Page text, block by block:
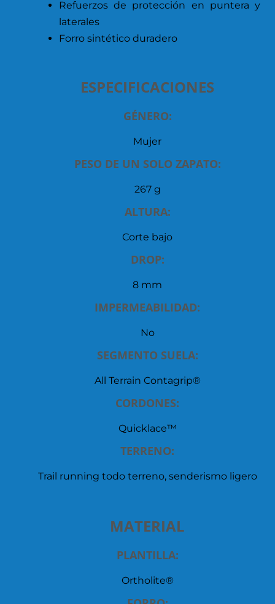
Refuerzos de protección en puntera y
laterales
Forro sintético duradero
ESPECIFICACIONES
GÉNERO:
Mujer
PESO DE UN SOLO ZAPATO:
267 g
ALTURA:
Corte bajo
DROP:
8 mm
IMPERMEABILIDAD:
No
SEGMENTO SUELA:
All Terrain Contagrip®
CORDONES:
Quicklace™
TERRENO:
Trail running todo terreno, senderismo ligero
MATERIAL
PLANTILLA:
Ortholite®